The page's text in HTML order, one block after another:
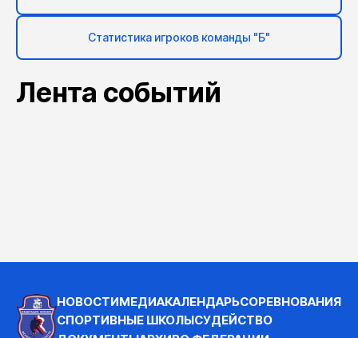
Статистика игроков команды "Б"
Лента событий
НОВОСТИМЕДИАКАЛЕНДАРЬСОРЕВНОВАНИЯ
СПОРТИВНЫЕ ШКОЛЫСУДЕЙСТВО